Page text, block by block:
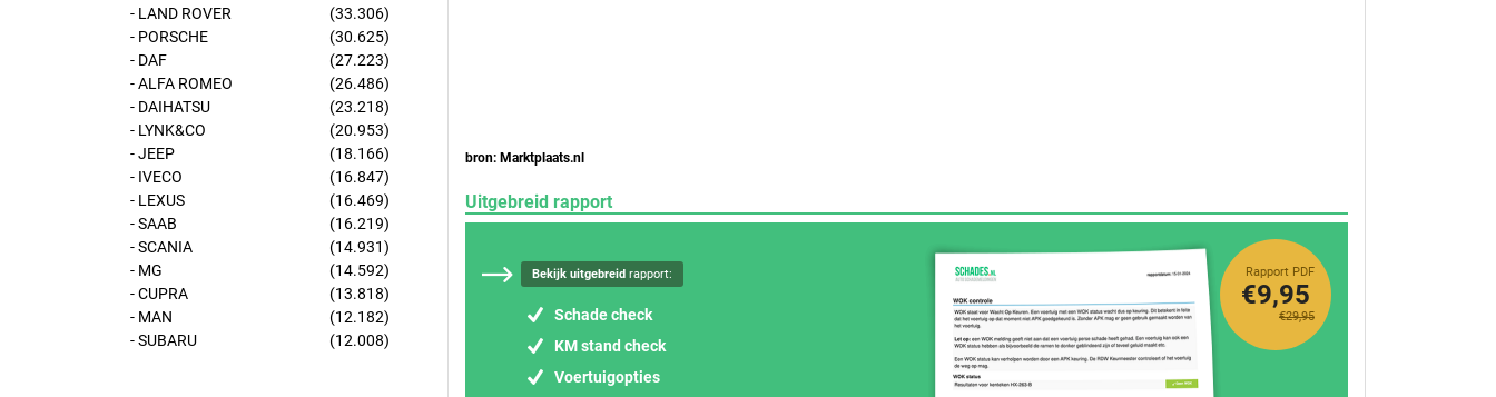
- LAND ROVER
(33.306)
- PORSCHE
(30.625)
- DAF
(27.223)
- ALFA ROMEO
(26.486)
- DAIHATSU
(23.218)
- LYNK&CO
(20.953)
- JEEP
(18.166)
- IVECO
(16.847)
- LEXUS
(16.469)
- SAAB
(16.219)
- SCANIA
(14.931)
- MG
(14.592)
- CUPRA
(13.818)
- MAN
(12.182)
- SUBARU
(12.008)
bron: Marktplaats.nl
Uitgebreid rapport
Bekijk uitgebreid rapport:
Schade check
KM stand check
Voertuigopties
Rapport PDF
€29,95
€9,95